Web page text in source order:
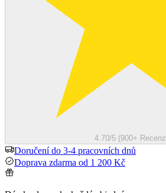
4.70/5 (900+
Doručení do 3-4 pracovních dnů
Doprava zdarma od 1 200 Kč